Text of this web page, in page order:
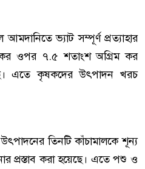
ভ্যাট সম্পূর্ণ প্রত্যাহার
ওপর ৭.৫ শতাংশ অগ্রিম কর
এতে কৃষকদের উৎপাদন খরচ
তিনটি কাঁচামালকে শূন্য
প্রস্তাব করা হয়েছে। এতে পশু ও